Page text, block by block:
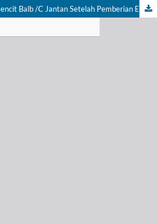
Kualitas Spermatozoa Mencit Balb /C Jantan Setelah Pemberian Ekstrak Buah Kepel (Stelechocarpus Burahol)